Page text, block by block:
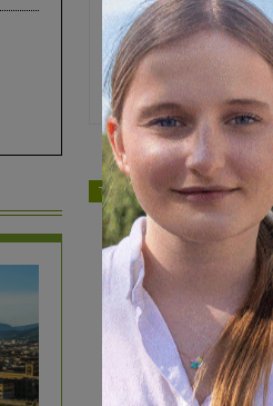
TAGS cronaca
Share